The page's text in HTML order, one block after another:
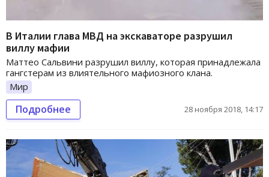
В Италии глава МВД на экскаваторе разрушил
виллу мафии
Маттео Сальвини разрушил виллу, которая принадлежала
гангстерам из влиятельного мафиозного клана.
Мир
Подробнее 28 ноября 2018, 14:17